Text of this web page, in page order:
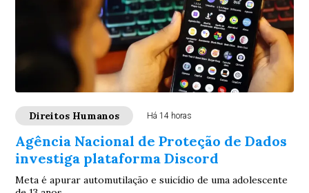
Direitos Humanos Há 14 horas
Agência Nacional de Proteção de Dados
investiga plataforma Discord
Meta é apurar automutilação e suicídio de uma adolescente